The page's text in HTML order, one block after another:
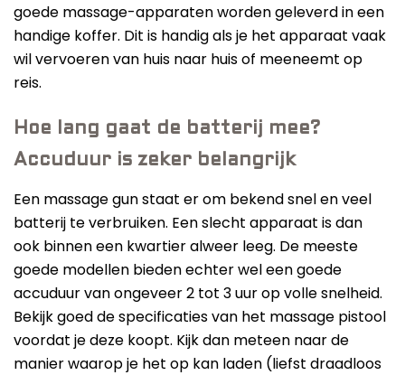
goede massage-apparaten worden geleverd in een
handige koffer. Dit is handig als je het apparaat vaak
wil vervoeren van huis naar huis of meeneemt op
reis.
Hoe lang gaat de batterij mee?
Accuduur is zeker belangrijk
Een massage gun staat er om bekend snel en veel
batterij te verbruiken. Een slecht apparaat is dan
ook binnen een kwartier alweer leeg. De meeste
goede modellen bieden echter wel een goede
accuduur van ongeveer 2 tot 3 uur op volle snelheid.
Bekijk goed de specificaties van het massage pistool
voordat je deze koopt. Kijk dan meteen naar de
manier waarop je het op kan laden (liefst draadloos